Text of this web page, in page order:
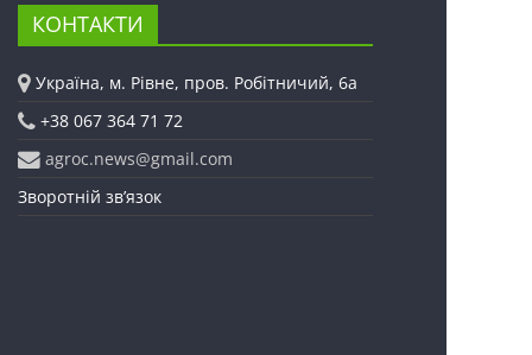
КОНТАКТИ
Україна, м. Рівне, пров. Робітничий, 6а
+38 067 364 71 72
agroc.news@gmail.com
Зворотній зв’язок